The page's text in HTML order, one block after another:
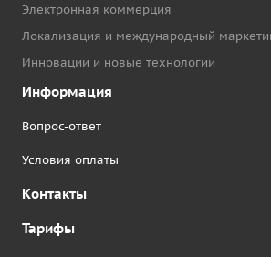
Электронная коммерция
Локализация и международный
Инновации и новые технологии
Информация
Вопрос-ответ
Условия оплаты
Контакты
Тарифы